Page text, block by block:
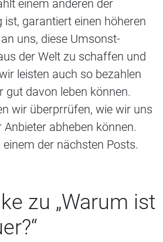
einem anderen der
ist, garantiert einen höheren
uns, diese Umsonst-
der Welt zu schaffen und
leisten auch so bezahlen
gut davon leben können.
wir überprrüfen, wie wir uns
abheben können.
der nächsten Posts.
zu „Warum ist
“